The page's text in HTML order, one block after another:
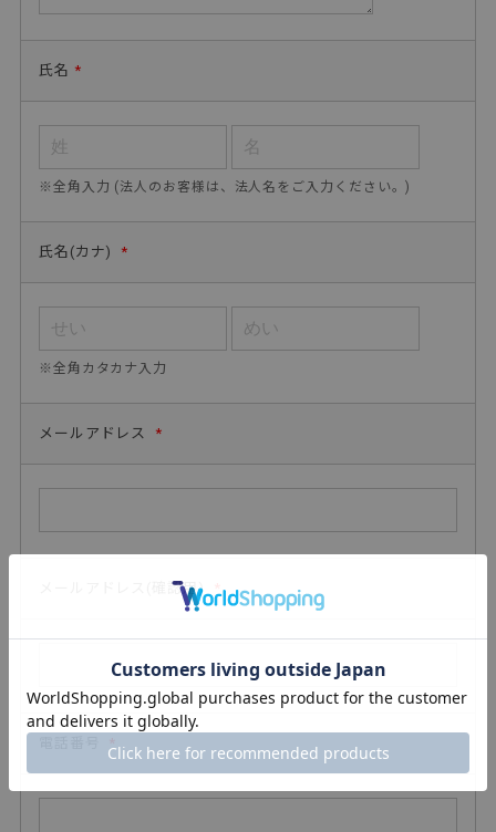
氏名 *
※全角入力 (法人のお客様は、法人名をご入力ください。)
氏名(カナ) *
※全角カタカナ入力
メールアドレス *
メールアドレス(確認用)